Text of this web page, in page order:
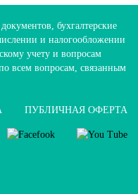
бухгалтерские
и налогообложении
учету и вопросам
всем вопросам, связанным
ПУБЛИЧНАЯ ОФЕРТА